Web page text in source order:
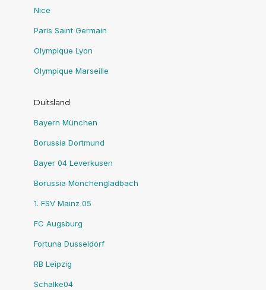
Nice
Paris Saint Germain
Olympique Lyon
Olympique Marseille
Duitsland
Bayern München
Borussia Dortmund
Bayer 04 Leverkusen
Borussia Mönchengladbach
1. FSV Mainz 05
FC Augsburg
Fortuna Dusseldorf
RB Leipzig
Schalke04